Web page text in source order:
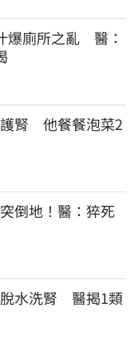
爆廁所之亂　醫：
腎　他餐餐泡菜2
倒地！醫：猝死
水洗腎　醫揭1類